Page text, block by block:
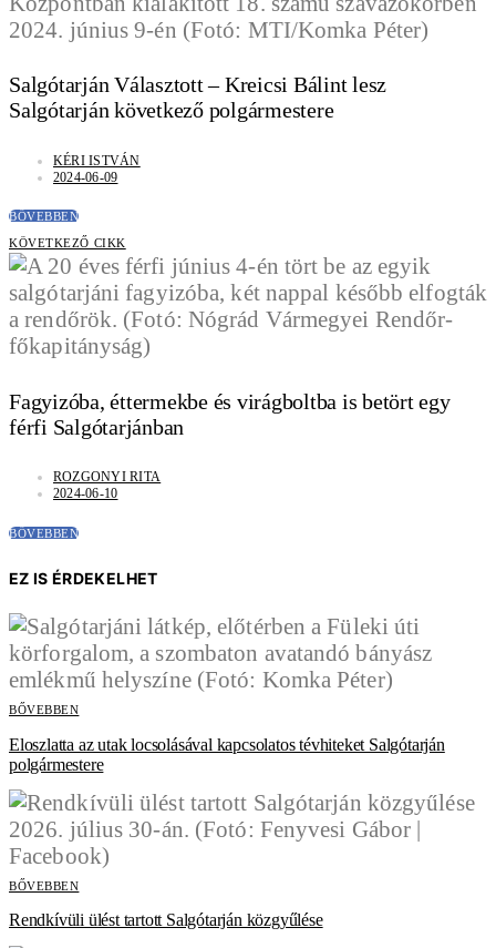
Salgótarján Választott – Kreicsi Bálint lesz
Salgótarján következő polgármestere
KÉRI ISTVÁN
2024-06-09
BŐVEBBEN
KÖVETKEZŐ CIKK
Fagyizóba, éttermekbe és virágboltba is betört egy
férfi Salgótarjánban
ROZGONYI RITA
2024-06-10
BŐVEBBEN
EZ IS ÉRDEKELHET
BŐVEBBEN
Eloszlatta az utak locsolásával kapcsolatos tévhiteket Salgótarján
polgármestere
BŐVEBBEN
Rendkívüli ülést tartott Salgótarján közgyűlése